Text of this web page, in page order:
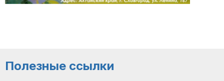
Полезные ссылки